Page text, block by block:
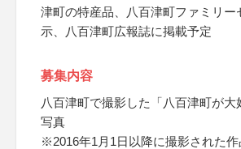
津町の特産品、八百津町ファミリー
示、八百津町広報誌に掲載予定
募集内容
八百津町で撮影した「八百津町が大
写真
※2016年1月1日以降に撮影された作